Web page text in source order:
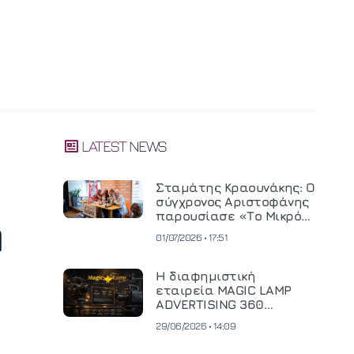
LATEST NEWS
Σταμάτης Κραουνάκης: Ο
σύγχρονος Αριστοφάνης
παρουσίασε «Το Μικρό
01/07/2026 • 17:51
Η διαφημιστική
εταιρεία MAGIC LAMP
ADVERTISING 360
κινηματογραφική
29/06/2026 • 14:09